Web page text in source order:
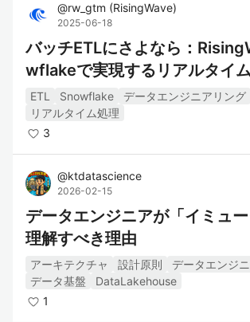
@rw_gtm (RisingWave)
2025-06-18
バッチETLにさよなら：
wflakeで実現するリアルタイ
ライン
ETL Snowflake データエンジニアリング
リアルタイム処理
3
@ktdatascience
2026-02-15
データエンジニアが「イミュ
理解すべき理由
アーキテクチャ 設計原則
データエンジ
データ基盤
DataLakehouse
1